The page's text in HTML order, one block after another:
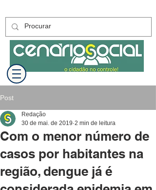
Post
Com o menor número de
casos por habitantes na
região, dengue já é
Redação
30 de mai. de 2019 2 min de leitura